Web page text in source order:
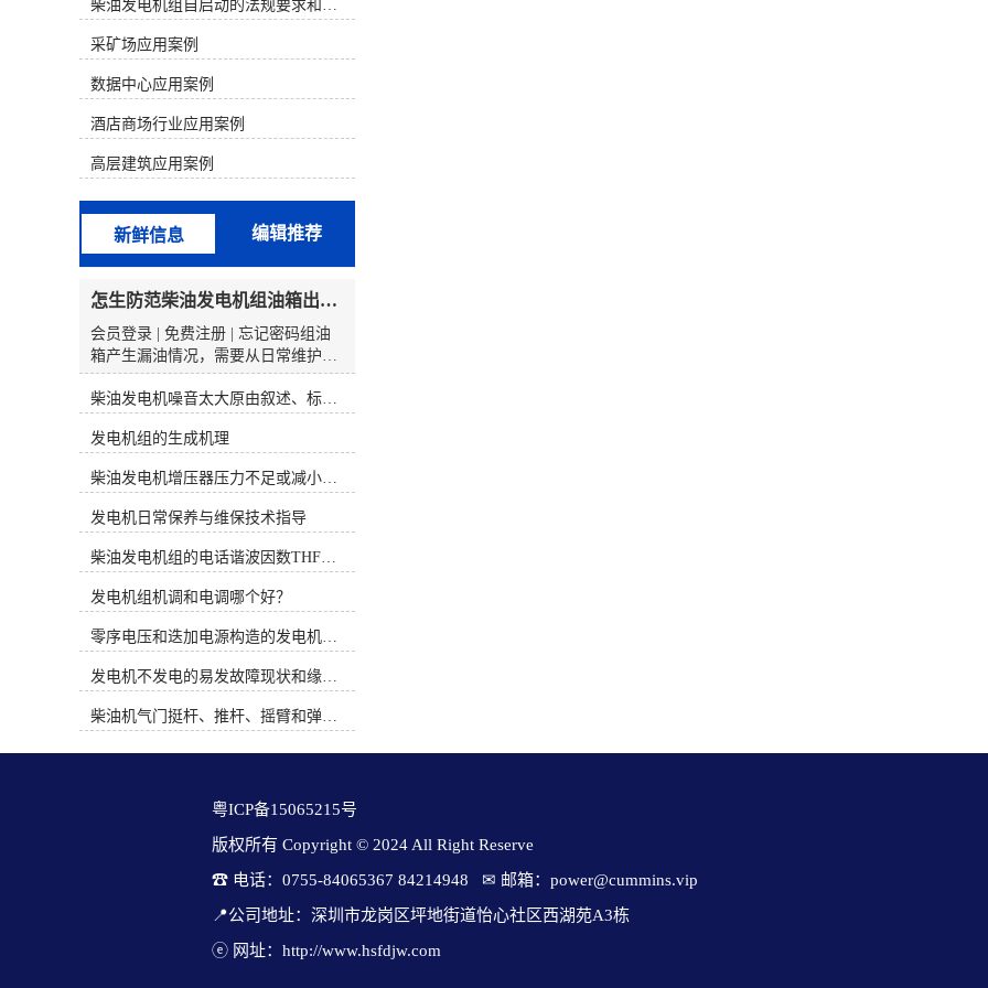
寻找故障部位。 一、康明斯电喷机型
的组成和原理1、康明斯电喷柴油机
机组为例，配置的是康明斯QSK19电
喷柴油机。QSK19系列发动机电控燃
油喷射系统由三个基本组成部分构
成，分别为输入(开关和传感器)、
ECM(对输入信号进行分析)、执行器
(按照ECM输出信号动作的控制阀总
成)。QSK19系列电控燃油喷射系统的
核心部分是执行器一控制阀总成。泵
产生的燃油输送至控制阀总成，该总
成由一个切断电磁阀、两个燃油执行
器阀和两个燃油压力传感器组成。
ECM安装在总成壳体的前部。控制阀
总成有一个燃油进口和两个燃油出
口，每个燃油出口分别由各自的执行
器控制着。燃油油道执行器控制喷油
喷油器何时喷油。2、康明斯柴油电
系统就象PT燃油系统那样采用压力/
时间概念。PT系统完全是机械式的并
依靠机械方法调整燃油流通面积来控
制燃油压力，而QSK19系列燃油系统
通过电子方式调整执行器的燃油流通
面积来控制燃油压力。3、康明斯电
从发动机的油水分离器中排出水和沉
芯。（2）注意油箱及管路的清洁。
（3）注意油箱通风孔及其附近的清
洁，避免污物、灰尘和水由此进入油
箱。（4）绝对不要用水清洗发动
“负”极电缆并断开发动机的31及21针
连接器。（6）注意发动机进气系统
图1 电控柴油机燃油系统原理二、柴
油电控系统故障诊断思路柴油电控系
统是一个精密而复杂的系统，对发动
机的运转性能有很大的影响，不论是
柴油发电机组自启动的法规要求和操作步骤
采矿场应用案例
数据中心应用案例
酒店商场行业应用案例
高层建筑应用案例
新鲜信息 编辑推荐
怎生防范柴油发电机组油箱出现漏油情况？
会员登录 | 免费注册 | 忘记密码组油
箱产生漏油情况，需要从日常维护、
装配规范、操作习惯等多方面入手，
结合油箱的构成特点和常见泄漏原
的程序和建议：新油箱或更替油箱
时，需查看本体是否有运输程序中造
成的损伤（如焊缝开裂、变形、划
痕），密封件（密封圈、垫圈）是否
完好（无老化、裂纹），连接接口
（螺纹、法兰）是否平整无毛刺。确
保油箱固定支架牢固，与机组之间预
留缓冲空间（防止机组运转时震动直
疲劳），固定螺栓需加防松垫片（如
弹簧垫）柴油发电机厂家排行榜，防
止持久振动松动。油管接头、传感器
等与油箱连接时，需选型匹配的密封
件（如耐油橡胶垫圈、铜垫片），预
防混用不同规格的配件；螺纹连接
变形，过松则密封不良）康明斯发电
机官方厂家，必要时涂抹少量耐油密
封胶（如聚四氟乙烯胶带，不适用用
清理油箱表面油污、灰尘和水渍，防
范杂质堆积加速腐蚀；发现局部锈迹
属油箱）。：每年至少一次放空油
柴油发电机噪音太大原由叙述、标准依据及施工办法
发电机组的生成机理
柴油发电机增压器压力不足或减小的原因
发电机日常保养与维保技术指导
柴油发电机组的电话谐波因数THF和干扰影响系数TIF
发电机组机调和电调哪个好？
零序电压和迭加电源构造的发电机单相接地保护
发电机不发电的易发故障现状和缘由简述
柴油机气门挺杆、推杆、摇臂和弹簧的修理
粤ICP备15065215号
版权所有 Copyright © 2024 All Right Reserve
☎ 电话：0755-84065367 84214948   ✉ 邮箱：power@cummins.vip
📍公司地址：深圳市龙岗区坪地街道怡心社区西湖苑A3栋
ⓔ 网址：http://www.hsfdjw.com